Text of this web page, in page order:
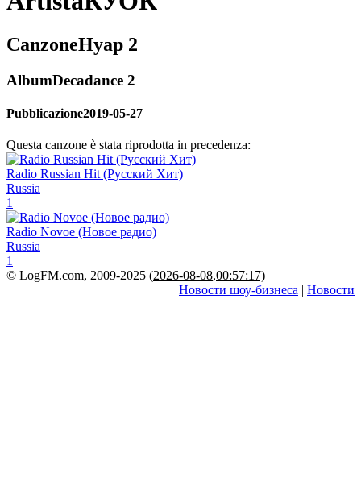
CanzoneНуар 2
AlbumDecadance 2
Pubblicazione2019-05-27
Questa canzone è stata riprodotta in precedenza:
Radio Russian Hit (Русский Хит)
Russia
1
Radio Novoe (Новое радио)
Russia
1
© LogFM.com, 2009-2025 (2026-08-08,00:57:17)
Новости шоу-бизнеса | Новости